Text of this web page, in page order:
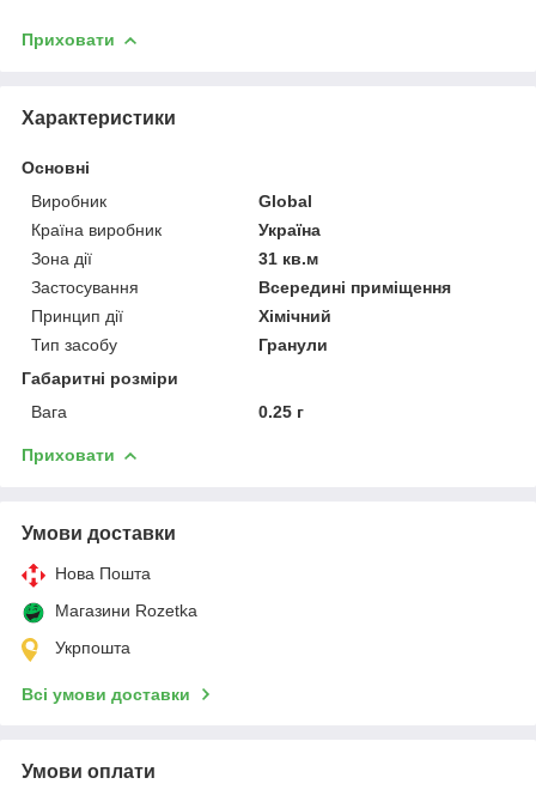
Приховати
Характеристики
Основні
Виробник
Global
Країна виробник
Україна
Зона дії
31 кв.м
Застосування
Всередині приміщення
Принцип дії
Хімічний
Тип засобу
Гранули
Габаритні розміри
Вага
0.25 г
Приховати
Умови доставки
Нова Пошта
Магазини Rozetka
Укрпошта
Всі умови доставки
Умови оплати